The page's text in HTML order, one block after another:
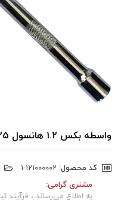
واسطه بکس 1.2 هانسول 25 سانت
کد محصول:
مشتری گرامی:
به اطلاع می‌رساند ،